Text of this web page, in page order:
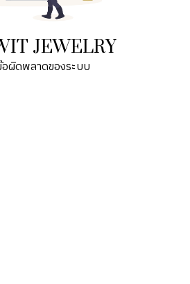
JEWELRY
อผิดพลาดของระบบ